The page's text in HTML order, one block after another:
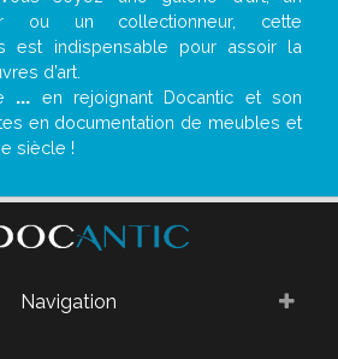
ou un collectionneur, cette
est indispensable pour assoir la
d’art.
... en rejoignant Docantic et son
en documentation de meubles et
siècle !
Navigation